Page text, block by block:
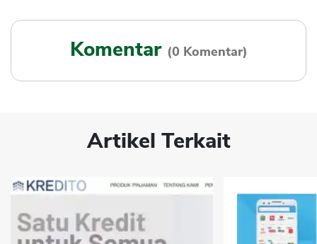
Komentar (0 Komentar)
Artikel Terkait